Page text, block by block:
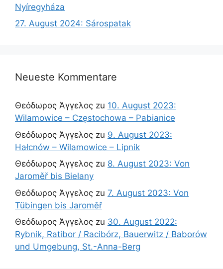
Nyíregyháza
27. August 2024: Sárospatak
Neueste Kommentare
Θεόδωρος Άγγελος zu 10. August 2023:
Wilamowice – Częstochowa – Pabianice
Θεόδωρος Άγγελος zu 9. August 2023:
Hałcnów – Wilamowice – Lipnik
Θεόδωρος Άγγελος zu 8. August 2023: Von
Jaroměř bis Bielany
Θεόδωρος Άγγελος zu 7. August 2023: Von
Tübingen bis Jaroměř
Θεόδωρος Άγγελος zu 30. August 2022:
Rybnik, Ratibor / Racibórz, Bauerwitz / Baborów
und Umgebung, St.-Anna-Berg